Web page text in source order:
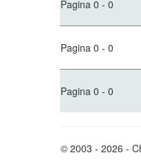
Pagina 0 - 0
Pagina 0 - 0
Pagina 0 - 0
© 2003 - 2026 -